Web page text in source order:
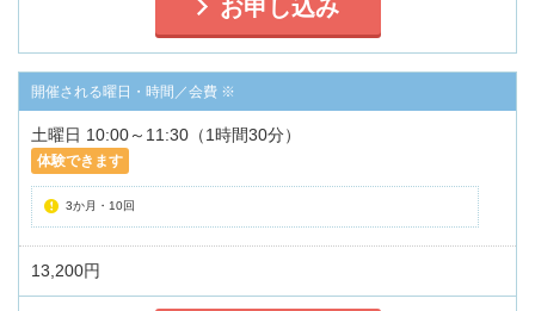
お申し込み
土曜日 10:00～11:30（1時間30分）
体験できます
3か月・10回
13,200円